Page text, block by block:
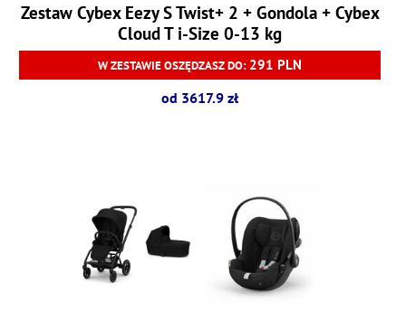
Zestaw Cybex Eezy S Twist+ 2 + Gondola + Cybex
Cloud T i-Size 0-13 kg
W ZESTAWIE OSZĘDZASZ DO: 291 PLN
od 3617.9 zł